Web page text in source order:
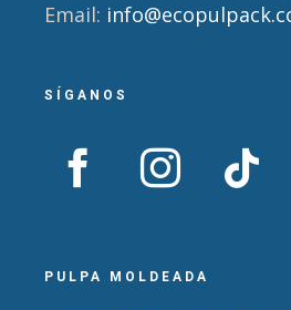
Email:
SÍGANOS
PULPA MOLDEADA